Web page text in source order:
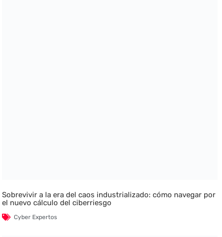
Sobrevivir a la era del caos industrializado: cómo navegar por
el nuevo cálculo del ciberriesgo
Cyber Expertos